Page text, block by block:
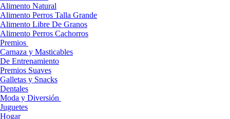
Alimento Natural
Alimento Perros Talla Grande
Alimento Libre De Granos
Alimento Perros Cachorros
Premios
Carnaza y Masticables
De Entrenamiento
Premios Suaves
Galletas y Snacks
Dentales
Moda y Diversión
Juguetes
Hogar